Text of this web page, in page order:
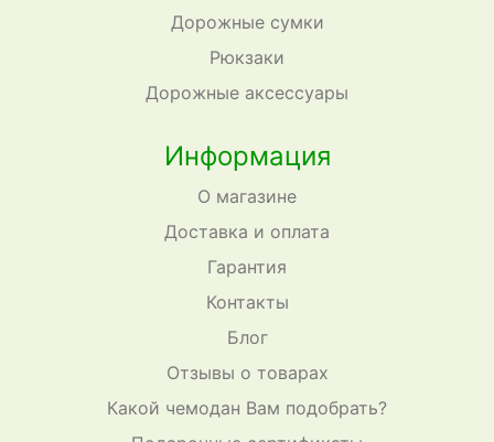
Дорожные сумки
Рюкзаки
Дорожные аксессуары
Информация
О магазине
Доставка и оплата
Гарантия
Контакты
Блог
Отзывы о товарах
Какой чемодан Вам подобрать?